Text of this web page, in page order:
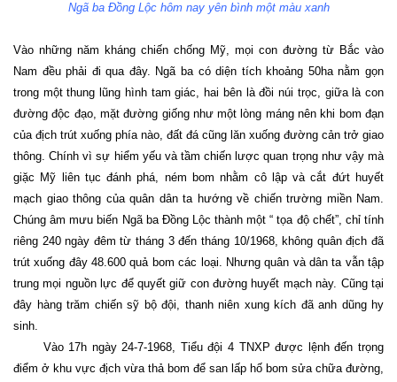
Ngã ba Đồng Lộc hôm nay yên bình một màu xanh
Vào những năm kháng chiến chống Mỹ, mọi con đường từ Bắc vào
Nam đều phải đi qua đây. Ngã ba có diện tích khoảng 50ha nằm gọn
trong một thung lũng hình tam giác, hai bên là đồi núi trọc, giữa là con
đường độc đạo, mặt đường giống như một lòng máng nên khi bom đạn
của địch trút xuống phía nào, đất đá cũng lăn xuống đường cản trở giao
thông. Chính vì sự hiểm yếu và tầm chiến lược quan trọng như vậy mà
giặc Mỹ liên tục đánh phá, ném bom nhằm cô lập và cắt đứt huyết
mạch giao thông của quân dân ta hướng về chiến trường miền Nam.
Chúng âm mưu biến Ngã ba Đồng Lộc thành một “ tọa độ chết”, chỉ tính
riêng 240 ngày đêm từ tháng 3 đến tháng 10/1968, không quân địch đã
trút xuống đây 48.600 quả bom các loại. Nhưng quân và dân ta vẫn tập
trung mọi nguồn lực để quyết giữ con đường huyết mạch này. Cũng tại
đây hàng trăm chiến sỹ bộ đội, thanh niên xung kích đã anh dũng hy
sinh.
Vào 17h ngày 24-7-1968, Tiểu đội 4 TNXP được lệnh đến trọng
điểm ở khu vực địch vừa thả bom để san lấp hố bom sửa chữa đường,